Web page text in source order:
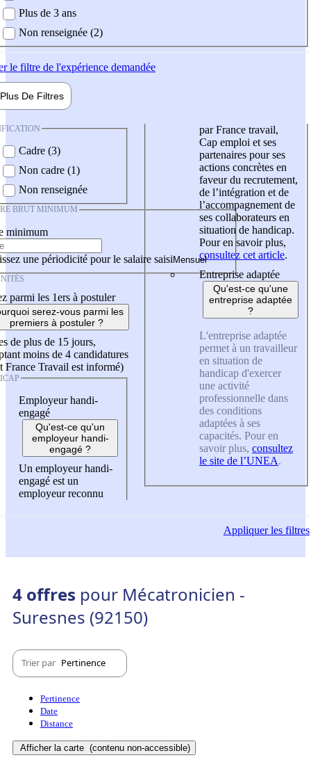
Plus de 3 ans
Non renseignée (2)
le filtre de l'expérience demandée
Plus De Filtres
Cadre (3)
Non cadre (1)
Non renseignée
BRUT MINIMUM
minimum
une périodicité pour le salaire saisi
parmi les 1ers à postuler
serez-vous parmi les
premiers à postuler ?
de plus de 15 jours,
moins de 4 candidatures
France Travail est informé)
Employeur handi-
engagé
Qu'est-ce qu'un
employeur handi-
engagé ?
Un employeur handi-
engagé est un
employeur reconnu
par France travail,
Cap emploi et ses
partenaires pour ses
actions concrètes en
faveur du recrutement,
de l’intégration et de
l’accompagnement de
ses collaborateurs en
situation de handicap.
Pour en savoir plus,
consultez cet article.
Entreprise adaptée
Qu'est-ce qu'une
entreprise adaptée
?
L'entreprise adaptée
permet à un travailleur
en situation de
handicap d'exercer
une activité
professionnelle dans
des conditions
adaptées à ses
capacités. Pour en
savoir plus, consultez
le site de l’UNEA.
Appliquerles filtres
4 offres pour Mécatronicien -
Suresnes (92150)
Trier par Pertinence
Pertinence
Date
Distance
Afficher la carte (contenu non-accessible)